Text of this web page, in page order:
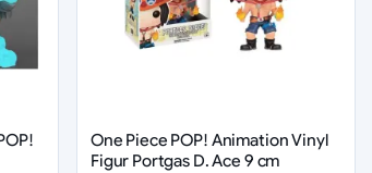
One Piece POP! Animation Vinyl
Figur Portgas D. Ace 9 cm